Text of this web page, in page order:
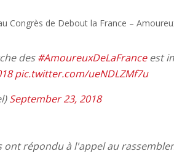
Congrès de Debout la France –
des#AmoureuxDeLaFranceest
pic.twitter.com/ueNDLZMf7u
September 23, 2018
ont répondu à l'appel au